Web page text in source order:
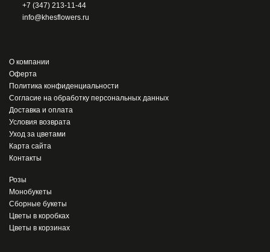
+7 (347) 213-11-44
info@khesflowers.ru
О компании
Оферта
Политика конфиденциальности
Согласие на обработку персональных данных
Доставка и оплата
Условия возврата
Уход за цветами
Карта сайта
Контакты
Розы
Монобукеты
Сборные букеты
Цветы в коробках
Цветы в корзинах